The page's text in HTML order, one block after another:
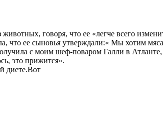
говоря, что ее «легче всего
что ее сыновья утверждали:« Мы хотим
с моим шеф-поваром Галли в
это прижится».
диете.Вот